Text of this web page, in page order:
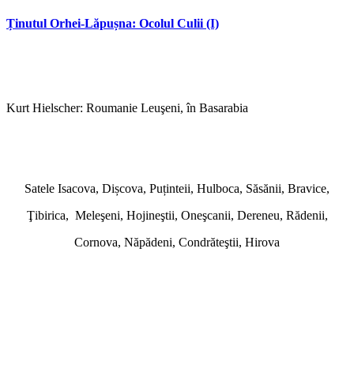
Ținutul Orhei-Lăpușna: Ocolul Culii (I)
Kurt Hielscher: Roumanie Leuşeni, în Basarabia
Satele Isacova, Dișcova, Puținteii, Hulboca, Săsănii, Bravice,
Ţibirica, Meleşeni, Hojineştii, Oneşcanii, Dereneu, Rădenii,
Cornova, Năpădeni, Condrăteştii, Hirova